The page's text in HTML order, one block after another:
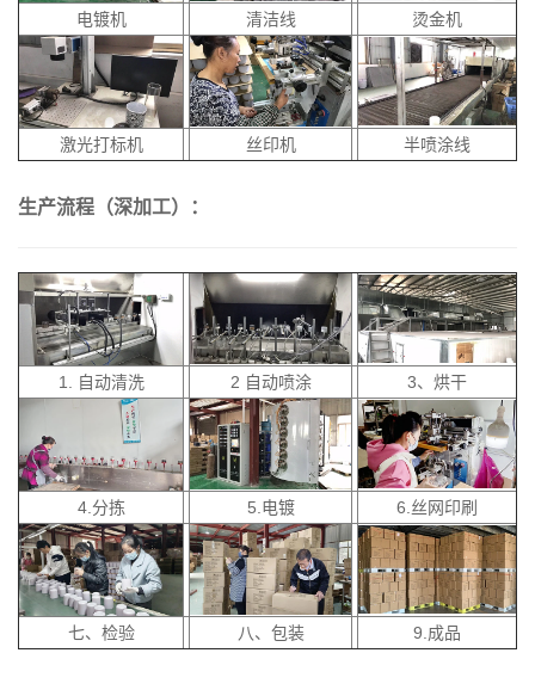
电镀机 清洁线 烫金机
激光打标机 丝印机 半喷涂线
生产流程（深加工）：
1. 自动清洗 2 自动喷涂 3、烘干
4.分拣 5.电镀 6.丝网印刷
七、检验 八、包装 9.成品